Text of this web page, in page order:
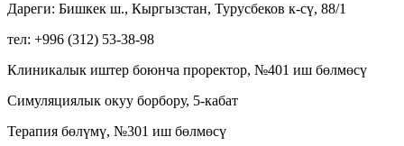
Дареги: Бишкек ш., Кыргызстан, Турусбеков к-сү, 88/1
тел: +996 (312) 53-38-98
Клиникалык иштер боюнча проректор, №401 иш бөлмөсү
Симуляциялык окуу борбору, 5-кабат
Терапия бөлүмү, №301 иш бөлмөсү